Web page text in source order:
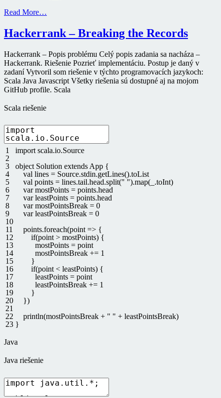
Read More…
Hackerrank – Breaking the Records
Hackerrank – Popis problému Celý popis zadania sa nacháza –
Hackerrank. Riešenie Pozrieť implementáciu. Postup je daný v
zadaní Vytvoril som riešenie v týchto programovacích jazykoch:
Scala Java Javascript Všetky riešenia sú dostupné aj na mojom
GitHub profile. Scala
Scala riešenie
1
2
3
4
5
6
7
8
9
10
11
12
13
14
15
16
17
18
19
20
21
22
23
import scala.io.Source
object Solution extends App {
val lines = Source.stdin.getLines().toList
val points = lines.tail.head.split(" ").map( .toInt)
var mostPoints = points.head
var leastPoints = points.head
var mostPointsBreak = 0
var leastPointsBreak = 0
points.foreach(point => {
if(point > mostPoints) {
mostPoints = point
mostPointsBreak += 1
}
if(point < leastPoints) {
leastPoints = point
leastPointsBreak += 1
}
})
println(mostPointsBreak + " " + leastPointsBreak)
}
Java
Java riešenie